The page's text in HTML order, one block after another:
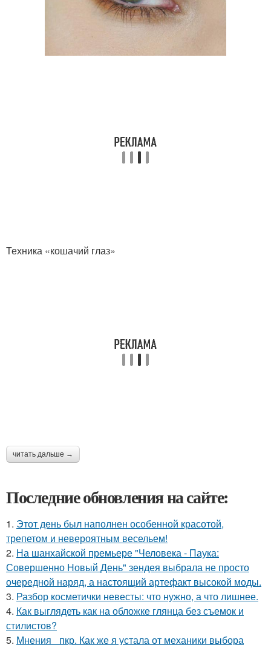
Техника «кошачий глаз»
читать дальше →
Последние обновления на сайте:
1. Этот день был наполнен особенной красотой,
трепетом и невероятным весельем!
2. На шанхайской премьере "Человека - Паука:
Совершенно Новый День" зендея выбрала не просто
очередной наряд, а настоящий артефакт высокой моды.
3. Разбор косметички невесты: что нужно, а что лишнее.
4. Как выглядеть как на обложке глянца без съемок и
стилистов?
5. Мнения_ пкр. Как же я устала от механики выбора